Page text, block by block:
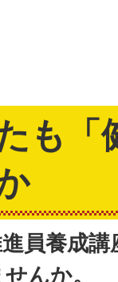
も「
進員養成
んか。